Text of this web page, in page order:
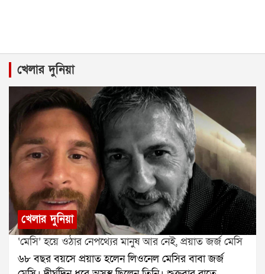
খেলার দুনিয়া
খেলার দুনিয়া
‘মেসি’ হয়ে ওঠার নেপথ্যের মানুষ আর নেই, প্রয়াত জর্জ মেসি
৬৮ বছর বয়সে প্রয়াত হলেন লিওনেল মেসির বাবা জর্জ